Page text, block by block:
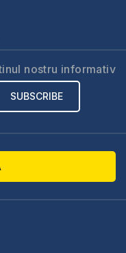
nostru informativ